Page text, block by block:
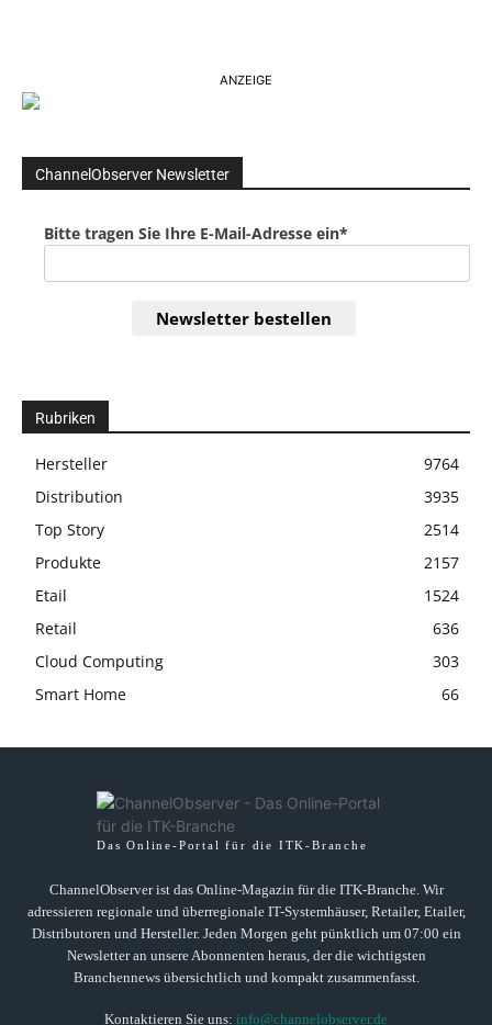
ANZEIGE
ChannelObserver Newsletter
Bitte tragen Sie Ihre E-Mail-Adresse ein*
Newsletter bestellen
Rubriken
Hersteller
9764
Distribution
3935
Top Story
2514
Produkte
2157
Etail
1524
Retail
636
Cloud Computing
303
Smart Home
66
Das Online-Portal für die ITK-Branche
ChannelObserver ist das Online-Magazin für die ITK-Branche. Wir
adressieren regionale und überregionale IT-Systemhäuser, Retailer, Etailer,
Distributoren und Hersteller. Jeden Morgen geht pünktlich um 07:00 ein
Newsletter an unsere Abonnenten heraus, der die wichtigsten
Branchennews übersichtlich und kompakt zusammenfasst.
Kontaktieren Sie uns: info@channelobserver.de